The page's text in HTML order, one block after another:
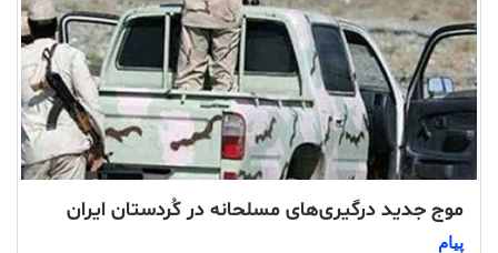
موج جدید درگیری‌های مسلحانه در کُردستان ایران
پیام